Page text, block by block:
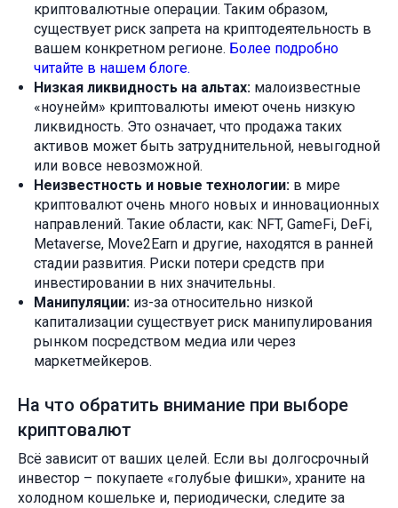
криптовалютные операции. Таким образом,
существует риск запрета на криптодеятельность в
вашем конкретном регионе. Более подробно
читайте в нашем блоге.
Низкая ликвидность на альтах: малоизвестные
«ноунейм» криптовалюты имеют очень низкую
ликвидность. Это означает, что продажа таких
активов может быть затруднительной, невыгодной
или вовсе невозможной.
Неизвестность и новые технологии: в мире
криптовалют очень много новых и инновационных
направлений. Такие области, как: NFT, GameFi, DeFi,
Metaverse, Move2Earn и другие, находятся в ранней
стадии развития. Риски потери средств при
инвестировании в них значительны.
Манипуляции: из-за относительно низкой
капитализации существует риск манипулирования
рынком посредством медиа или через
маркетмейкеров.
На что обратить внимание при выборе
криптовалют
Всё зависит от ваших целей. Если вы долгосрочный
инвестор – покупаете «голубые фишки», храните на
холодном кошельке и, периодически, следите за